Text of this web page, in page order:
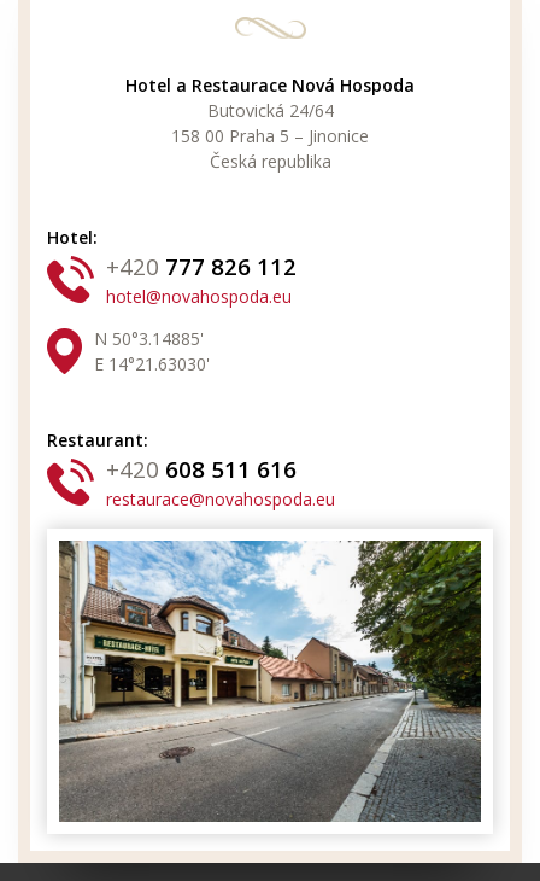
Hotel a Restaurace Nová Hospoda
Butovická 24/64
158 00 Praha 5 – Jinonice
Česká republika
Hotel:
+420 777 826 112
hotel@novahospoda.eu
N 50°3.14885'
E 14°21.63030'
Restaurant:
+420 608 511 616
restaurace@novahospoda.eu